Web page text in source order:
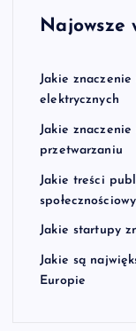
Najowsze
Jakie
elektrycznych
Jakie
przetwarzaniu
Jakie treści
Jakie startupy
Jakie są
Europie